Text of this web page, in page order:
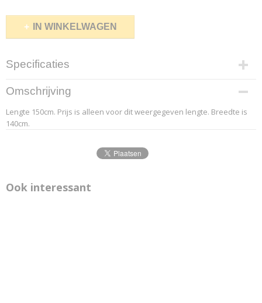
IN WINKELWAGEN
Specificaties
Productcode leverancier
9.3
Afmetingen (l,b,h)
150 x 140 x 0 cm
Omschrijving
Lengte 150cm. Prijs is alleen voor dit weergegeven lengte. Breedte is
140cm.
Ook interessant